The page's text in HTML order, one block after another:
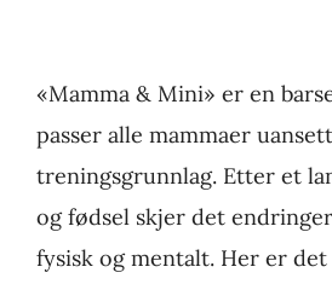
«Mamma & Mini» er en
passer alle mammaer uansett
treningsgrunnlag. Etter et
og fødsel skjer det
fysisk og mentalt. Her er